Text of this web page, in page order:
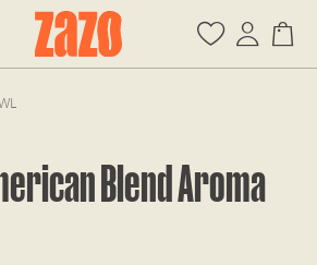
Blend Aroma